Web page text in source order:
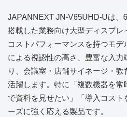
JAPANNEXT JN‑V65UHD‑Uは、
搭載した業務向け大型ディスプレ
コストパフォーマンスを持つモデ
による視認性の高さ、豊富な入力
り、会議室・店舗サイネージ・
活躍します。特に「複数機器を常
で資料を見せたい」「導入コスト
ーズに強く応える製品です。